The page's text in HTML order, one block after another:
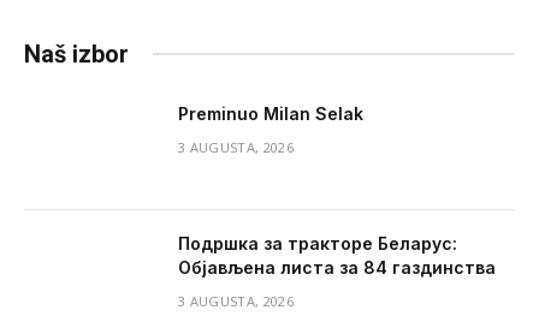
Naš izbor
Preminuo Milan Selak
3 AUGUSTA, 2026
Подршка за тракторе Беларус:
Објављена листа за 84 газдинства
3 AUGUSTA, 2026